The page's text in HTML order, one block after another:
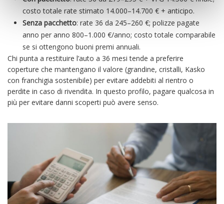
costo totale rate stimato 14.000–14.700 € + anticipo.
Senza pacchetto: rate 36 da 245–260 €; polizze pagate
anno per anno 800–1.000 €/anno; costo totale comparabile
se si ottengono buoni premi annuali.
Chi punta a restituire l’auto a 36 mesi tende a preferire
coperture che mantengano il valore (grandine, cristalli, Kasko
con franchigia sostenibile) per evitare addebiti al rientro o
perdite in caso di rivendita. In questo profilo, pagare qualcosa in
più per evitare danni scoperti può avere senso.